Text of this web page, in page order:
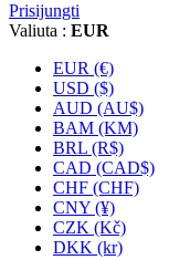
Prisijungti
Valiuta : EUR
EUR (€)
USD ($)
AUD (AU$)
BAM (KM)
BRL (R$)
CAD (CAD$)
CHF (CHF)
CNY (¥)
CZK (Kč)
DKK (kr)